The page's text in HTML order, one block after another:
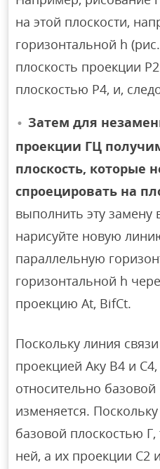
на этой плоскости,
горизонтальной h
плоскость проекции
плоскостью P4, и,
Затем для
проекции ГЦ
плоскость, которые
спроецировать на
выполнить эту
нарисуйте новую
параллельную
горизонтальной h
проекцию At, BifСt.
Поскольку линия
проекцией Аку B4 и
относительно базовой
изменяется.
базовой плоскостью
ней, а их проекции C2